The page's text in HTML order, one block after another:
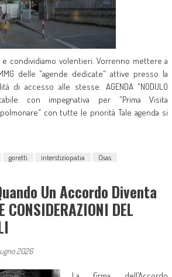
condividiamo volentieri. Vorrenno mettere a
delle "agende dedicate" attive presso la
di accesso alle stesse. AGENDA "NODULO
con impegnativa per "Prima Visita
con tutte le priorità Tale agenda si
goretti interstiziopatia
Osas
Un Accordo Diventa
DEL
2026